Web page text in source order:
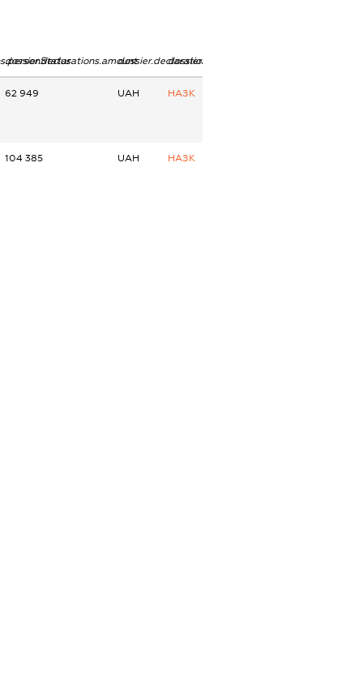
dossier.declarations.amountdossier.declarations.currency
dossier.declarations.source
62 949 UAH НАЗК
104 385 UAH НАЗК